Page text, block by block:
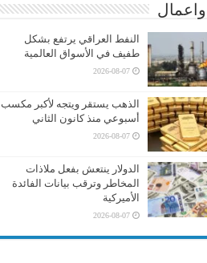
النفط العراقي يرتفع بشكل
طفيف في الأسواق العالمية
2026-08-07
الذهب يستقر ويتجه لأكبر مكسب
أسبوعي منذ كانون الثاني
2026-08-07
الدولار ينتعش بفعل ملاذات
المخاطر وترقب بيانات الفائدة
الأميركية
2026-08-07